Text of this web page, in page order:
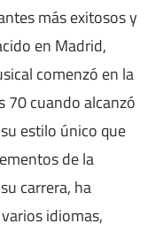
más exitosos y
en Madrid,
comenzó en la
70 cuando alcanzó
estilo único que
de la
carrera, ha
idiomas,